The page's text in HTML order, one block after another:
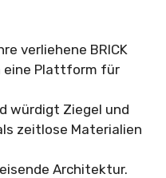
verliehene BRICK
eine Plattform für
würdigt Ziegel und
zeitlose Materialien
Architektur.